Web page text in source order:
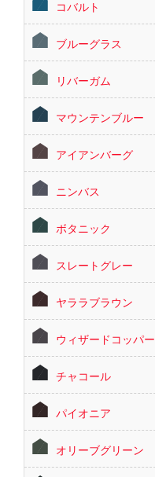
コバルト
ブルーグラス
リバーガム
マウンテンブルー
アイアンバーグ
ニンバス
ボタニック
スレートグレー
ヤララブラウン
ウィザードコッパー
チャコール
パイオニア
オリーブグリーン